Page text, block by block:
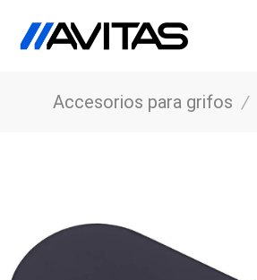
Accesorios para grifos /